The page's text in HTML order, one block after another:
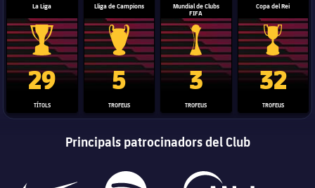
La Liga
Trofeu de la Liga
29
TÍTOLS
Lliga de Campions
Trofeu de la Lliga de Campions
5
TROFEUS
Mundial de Clubs
FIFA
Trofeu del Mundial de Clubs
3
TROFEUS
Copa del Rei
Copa del
32
TROFEUS
Principals patrocinadors del Club